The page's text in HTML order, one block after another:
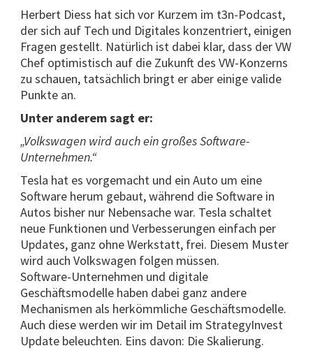
Herbert Diess hat sich vor Kurzem im t3n-Podcast,
der sich auf Tech und Digitales konzentriert, einigen
Fragen gestellt. Natürlich ist dabei klar, dass der VW
Chef optimistisch auf die Zukunft des VW-Konzerns
zu schauen, tatsächlich bringt er aber einige valide
Punkte an.
Unter anderem sagt er:
„Volkswagen wird auch ein großes Software-
Unternehmen.“
Tesla hat es vorgemacht und ein Auto um eine
Software herum gebaut, während die Software in
Autos bisher nur Nebensache war. Tesla schaltet
neue Funktionen und Verbesserungen einfach per
Updates, ganz ohne Werkstatt, frei. Diesem Muster
wird auch Volkswagen folgen müssen.
Software-Unternehmen und digitale
Geschäftsmodelle haben dabei ganz andere
Mechanismen als herkömmliche Geschäftsmodelle.
Auch diese werden wir im Detail im StrategyInvest
Update beleuchten. Eins davon: Die Skalierung.